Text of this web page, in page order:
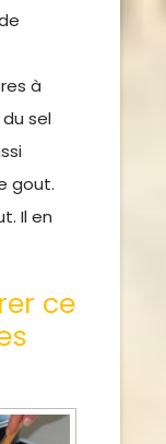
à
sel
gout.
Il en
ce